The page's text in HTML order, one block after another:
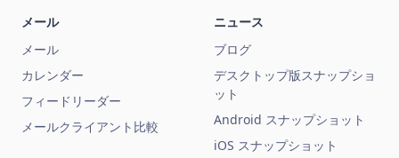
メール
メール
カレンダー
フィードリーダー
メールクライアント比較
ニュース
ブログ
デスクトップ版スナップショ
ット
Android スナップショット
iOS スナップショット